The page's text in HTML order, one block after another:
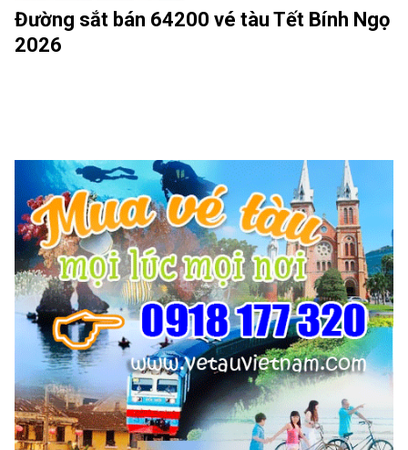
Đường sắt bán 64200 vé tàu Tết Bính Ngọ
2026